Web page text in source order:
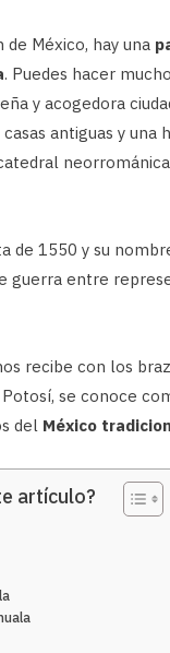
México, hay una
. Puedes hacer
y acogedora
antiguas y una
de 1550 y su
guerra entre
recibe con los
Potosí, se conoce
del México
artículo?